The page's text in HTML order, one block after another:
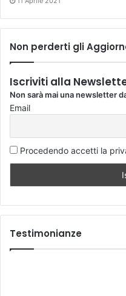
Non perderti gli
Iscriviti alla
Non sarà mai una newsletter
Email
Procedendo accetti la
Testimonianze